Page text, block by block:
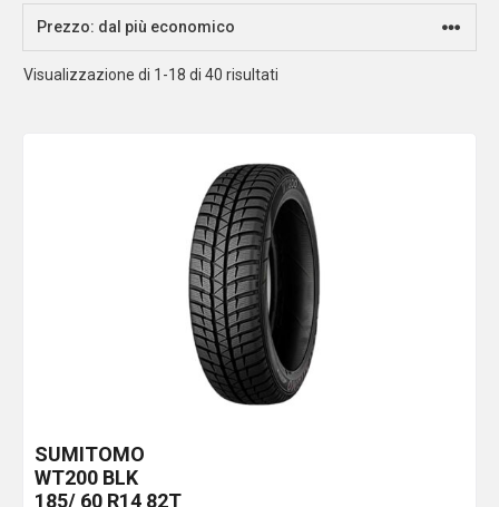
Visualizzazione di 1-18 di 40 risultati
SUMITOMO
WT200 BLK
185/ 60 R14 82T